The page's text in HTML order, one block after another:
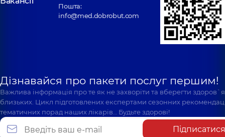
Пошта:
info@med.dobrobut.com
Дізнавайся про пакети послуг першим!
Важлива інформація про те як не захворіти та вберегти
близьких. Цикл підготовлених експертами сезонних
тематичних порад наших лікарів… Будьте здорові!
Підписатися